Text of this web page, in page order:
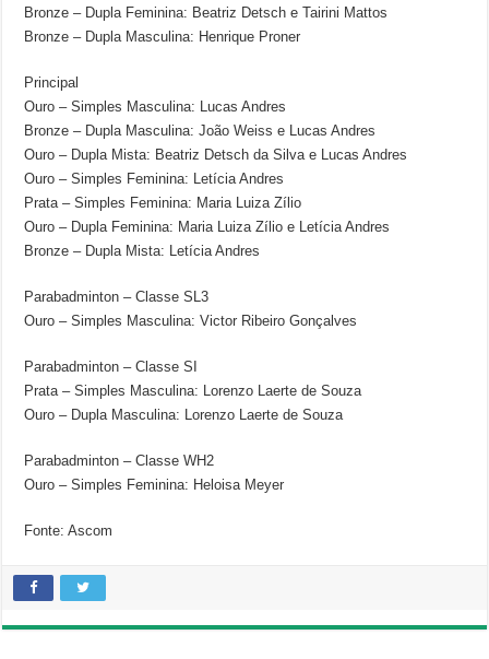
Bronze – Dupla Feminina: Beatriz Detsch e Tairini Mattos
Bronze – Dupla Masculina: Henrique Proner
Principal
Ouro – Simples Masculina: Lucas Andres
Bronze – Dupla Masculina: João Weiss e Lucas Andres
Ouro – Dupla Mista: Beatriz Detsch da Silva e Lucas Andres
Ouro – Simples Feminina: Letícia Andres
Prata – Simples Feminina: Maria Luiza Zílio
Ouro – Dupla Feminina: Maria Luiza Zílio e Letícia Andres
Bronze – Dupla Mista: Letícia Andres
Parabadminton – Classe SL3
Ouro – Simples Masculina: Victor Ribeiro Gonçalves
Parabadminton – Classe SI
Prata – Simples Masculina: Lorenzo Laerte de Souza
Ouro – Dupla Masculina: Lorenzo Laerte de Souza
Parabadminton – Classe WH2
Ouro – Simples Feminina: Heloisa Meyer
Fonte: Ascom